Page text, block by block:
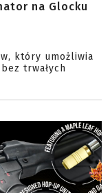
na Glocku
który umożliwia
trwałych